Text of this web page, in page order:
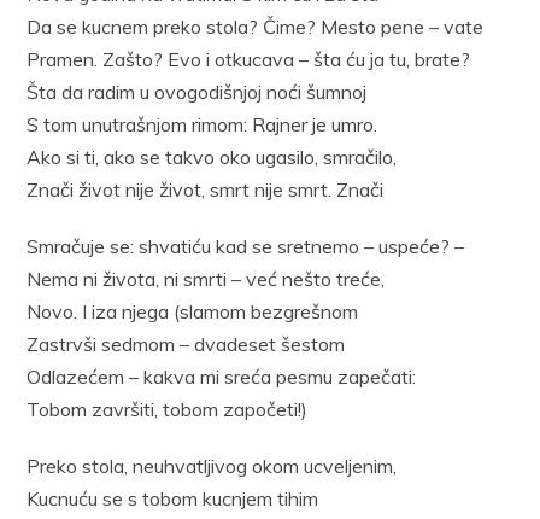
Da se kucnem preko stola? Čime? Mesto pene – vate
Pramen. Zašto? Evo i otkucava – šta ću ja tu, brate?
Šta da radim u ovogodišnjoj noći šumnoj
S tom unutrašnjom rimom: Rajner je umro.
Ako si ti, ako se takvo oko ugasilo, smračilo,
Znači život nije život, smrt nije smrt. Znači
Smračuje se: shvatiću kad se sretnemo – uspeće? –
Nema ni života, ni smrti – već nešto treće,
Novo. I iza njega (slamom bezgrešnom
Zastrvši sedmom – dvadeset šestom
Odlazećem – kakva mi sreća pesmu zapečati:
Tobom završiti, tobom započeti!)
Preko stola, neuhvatljivog okom ucveljenim,
Kucnuću se s tobom kucnjem tihim